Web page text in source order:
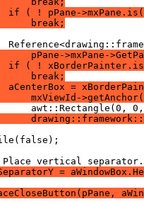
if ( ! pPane-
break;
pPane->mxPane-
if ( !
break;
aCenterBox =
mxViewId-
=